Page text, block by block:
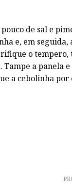
de sal e
e, em seguida,
o tempero,
a panela
a cebolinha por